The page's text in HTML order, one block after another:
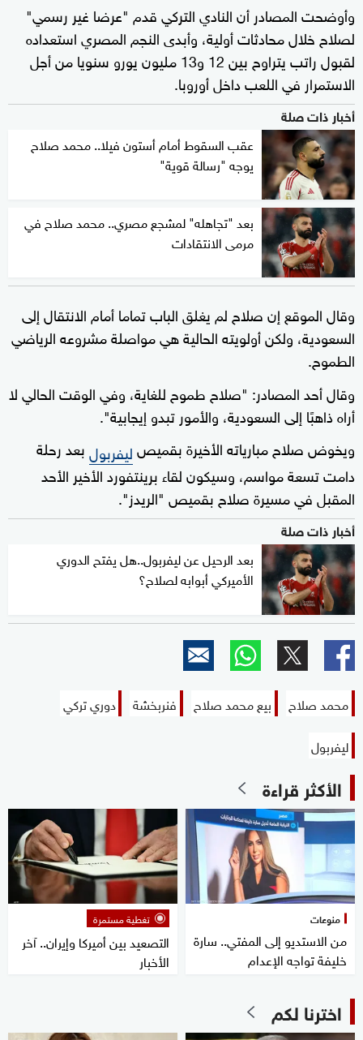
وأوضحت المصادر أن النادي التركي قدم "عرضا غير رسمي"
لصلاح خلال محادثات أولية، وأبدى النجم المصري استعداده
لقبول راتب يتراوح بين 12 و13 مليون يورو سنويا من أجل
الاستمرار في اللعب داخل أوروبا.
أخبار ذات صلة
عقب السقوط أمام أستون فيلا.. محمد صلاح
يوجه "رسالة قوية"
بعد "تجاهله" لمشجع مصري.. محمد صلاح في
مرمى الانتقادات
وقال الموقع إن صلاح لم يغلق الباب تماما أمام الانتقال إلى
السعودية، ولكن أولويته الحالية هي مواصلة مشروعه الرياضي
الطموح.
وقال أحد المصادر: "صلاح طموح للغاية، وفي الوقت الحالي لا
أراه ذاهبًا إلى السعودية، والأمور تبدو إيجابية".
ويخوض صلاح مبارياته الأخيرة بقميصليفربولبعد رحلة
دامت تسعة مواسم، وسيكون لقاء برينتفورد الأخير الأحد
المقبل في مسيرة صلاح بقميص "الريدز".
أخبار ذات صلة
بعد الرحيل عن ليفربول..هل يفتح الدوري
الأميركي أبوابه لصلاح؟
محمد صلاح بيع محمد صلاح فنربخشة
دوري تركي
ليفربول
الأكثر قراءة
منوعات
من الاستديو إلى المفتي.. سارة
خليفة تواجه الإعدام
تغطية مستمرة
التصعيد بين أميركا وإيران.. آخر
الأخبار
اخترنا لكم